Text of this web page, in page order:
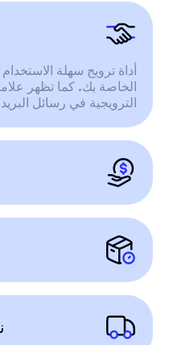
أداة ترويج سهلة
الخاصة بك. كما تظهر
الترويجية في رسائل